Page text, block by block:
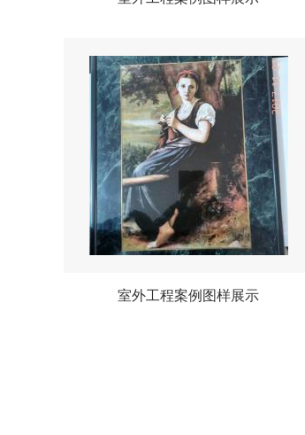
室外工程案例图样展示